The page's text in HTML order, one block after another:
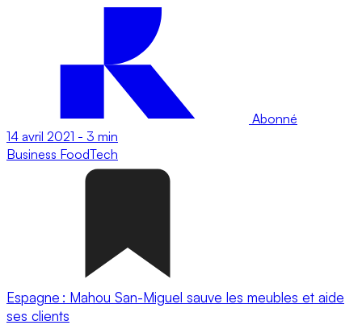
Abonné
14 avril 2021 - 3 min
Business FoodTech
Espagne : Mahou San-Miguel sauve les meubles et aide
ses clients